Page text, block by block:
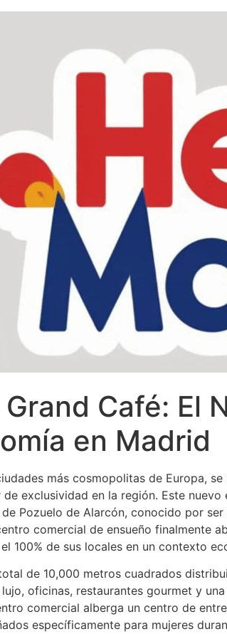
Grand Café: El
en Madrid
más cosmopolitas de Europa,
de exclusividad en la región. Este
Pozuelo de Alarcón, conocido por
comercial de ensueño finalmente
100% de sus locales en un contexto
de 10,000 metros cuadrados
oficinas, restaurantes gourmet y
comercial alberga un centro de
específicamente para mujeres